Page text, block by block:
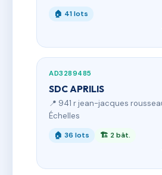
🏠 41 lots
AD3289485
SDC APRILIS
📍 941 r jean-jacques
Échelles
🏠 36 lots 🏗 2 bât.